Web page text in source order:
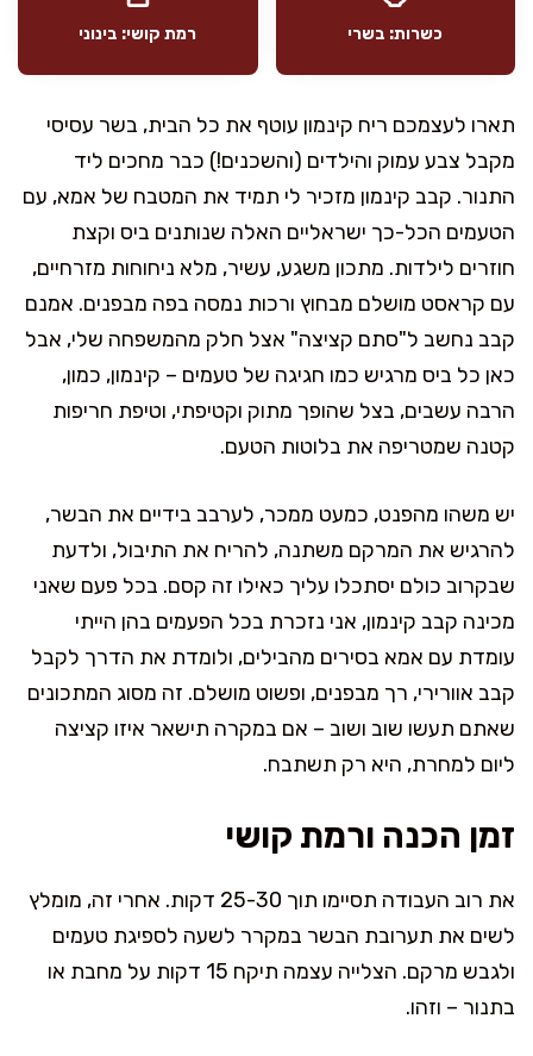
כשרות: בשרי רמת קושי: בינוני
תארו לעצמכם ריח קינמון עוטף את כל הבית, בשר עסיסי
מקבל צבע עמוק והילדים (והשכנים!) כבר מחכים ליד
התנור. קבב קינמון מזכיר לי תמיד את המטבח של אמא, עם
הטעמים הכל-כך ישראליים האלה שנותנים ביס וקצת
חוזרים לילדות. מתכון משגע, עשיר, מלא ניחוחות מזרחיים,
עם קראסט מושלם מבחוץ ורכות נמסה בפה מבפנים. אמנם
קבב נחשב ל"סתם קציצה" אצל חלק מהמשפחה שלי, אבל
כאן כל ביס מרגיש כמו חגיגה של טעמים – קינמון, כמון,
הרבה עשבים, בצל שהופך מתוק וקטיפתי, וטיפת חריפות
קטנה שמטריפה את בלוטות הטעם.
יש משהו מהפנט, כמעט ממכר, לערבב בידיים את הבשר,
להרגיש את המרקם משתנה, להריח את התיבול, ולדעת
שבקרוב כולם יסתכלו עליך כאילו זה קסם. בכל פעם שאני
מכינה קבב קינמון, אני נזכרת בכל הפעמים בהן הייתי
עומדת עם אמא בסירים מהבילים, ולומדת את הדרך לקבל
קבב אוורירי, רך מבפנים, ופשוט מושלם. זה מסוג המתכונים
שאתם תעשו שוב ושוב – אם במקרה תישאר איזו קציצה
ליום למחרת, היא רק תשתבח.
זמן הכנה ורמת קושי
את רוב העבודה תסיימו תוך 25-30 דקות. אחרי זה, מומלץ
לשים את תערובת הבשר במקרר לשעה לספיגת טעמים
ולגבש מרקם. הצלייה עצמה תיקח 15 דקות על מחבת או
בתנור – וזהו.